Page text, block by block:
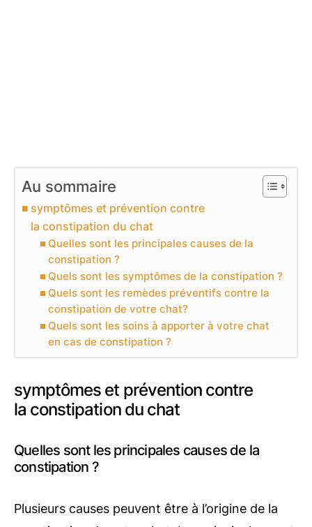
Au sommaire
symptômes et prévention contre
la constipation du chat
Quelles sont les principales causes de la
constipation ?
Quels sont les symptômes de la constipation ?
Quels sont les remèdes préventifs contre la
constipation de votre chat?
Quels sont les soins à apporter à votre chat
en cas de constipation ?
symptômes et prévention contre
la constipation du chat
Quelles sont les principales causes de la
constipation ?
Plusieurs causes peuvent être à l’origine de la